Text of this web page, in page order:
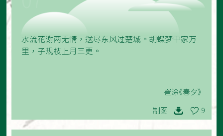
水流花谢两无情，送尽东风过楚城。胡蝶梦中家万
里，子规枝上月三更。
崔涂《春夕》
制图 9